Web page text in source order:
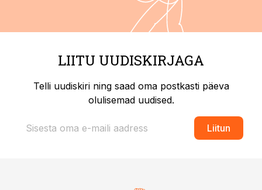
LIITU UUDISKIRJAGA
Telli uudiskiri ning saad oma postkasti päeva
olulisemad uudised.
Liitun